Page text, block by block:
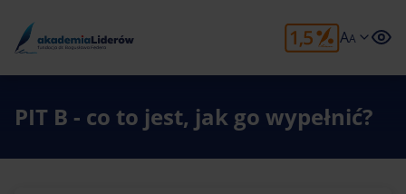
AA
PIT B - co to jest, jak go wypełnić?